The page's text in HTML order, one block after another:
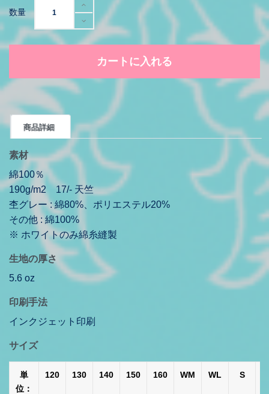
数量
カートに入れる
商品詳細
素材
綿100％
190g/m2 17/- 天竺
杢グレー : 綿80%、ポリエステル20%
その他 : 綿100%
※ ホワイトのみ綿糸縫製
生地の厚さ
5.6 oz
印刷手法
インクジェット印刷
サイズ
単
位：
120 130 140 150 160 WM WL S